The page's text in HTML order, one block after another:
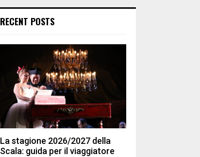
RECENT POSTS
La stagione 2026/2027 della
Scala: guida per il viaggiatore